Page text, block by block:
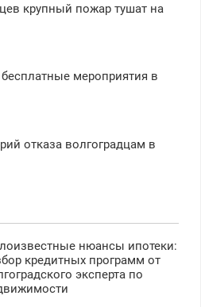
крупный пожар тушат на
мероприятия в
отказа волгоградцам в
нюансы ипотеки:
кредитных программ от
эксперта по